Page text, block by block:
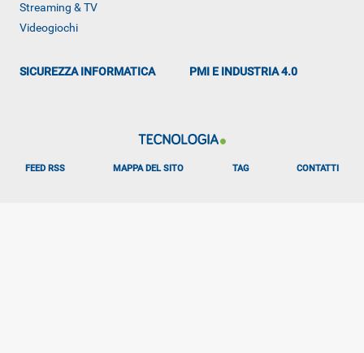
Streaming & TV
Videogiochi
SICUREZZA INFORMATICA PMI E INDUSTRIA 4.0
FEED RSS MAPPA DEL SITO TAG CONTATTI